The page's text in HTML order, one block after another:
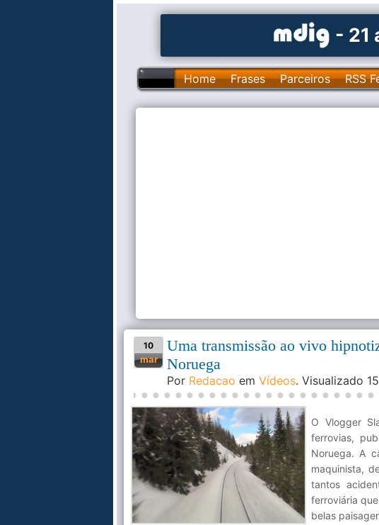
- 21
Home Frases Parceiros RSS
10
mar
Uma transmissão ao vivo
Noruega
Por Redacao em Vídeos. Visualizado
O Vlogger
ferrovias,
Noruega. A
maquinista,
tantos
ferroviária
belas